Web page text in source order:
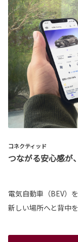
コネクティッド
つながる安心感が
電気自動車（BEV）
新しい場所へと背中